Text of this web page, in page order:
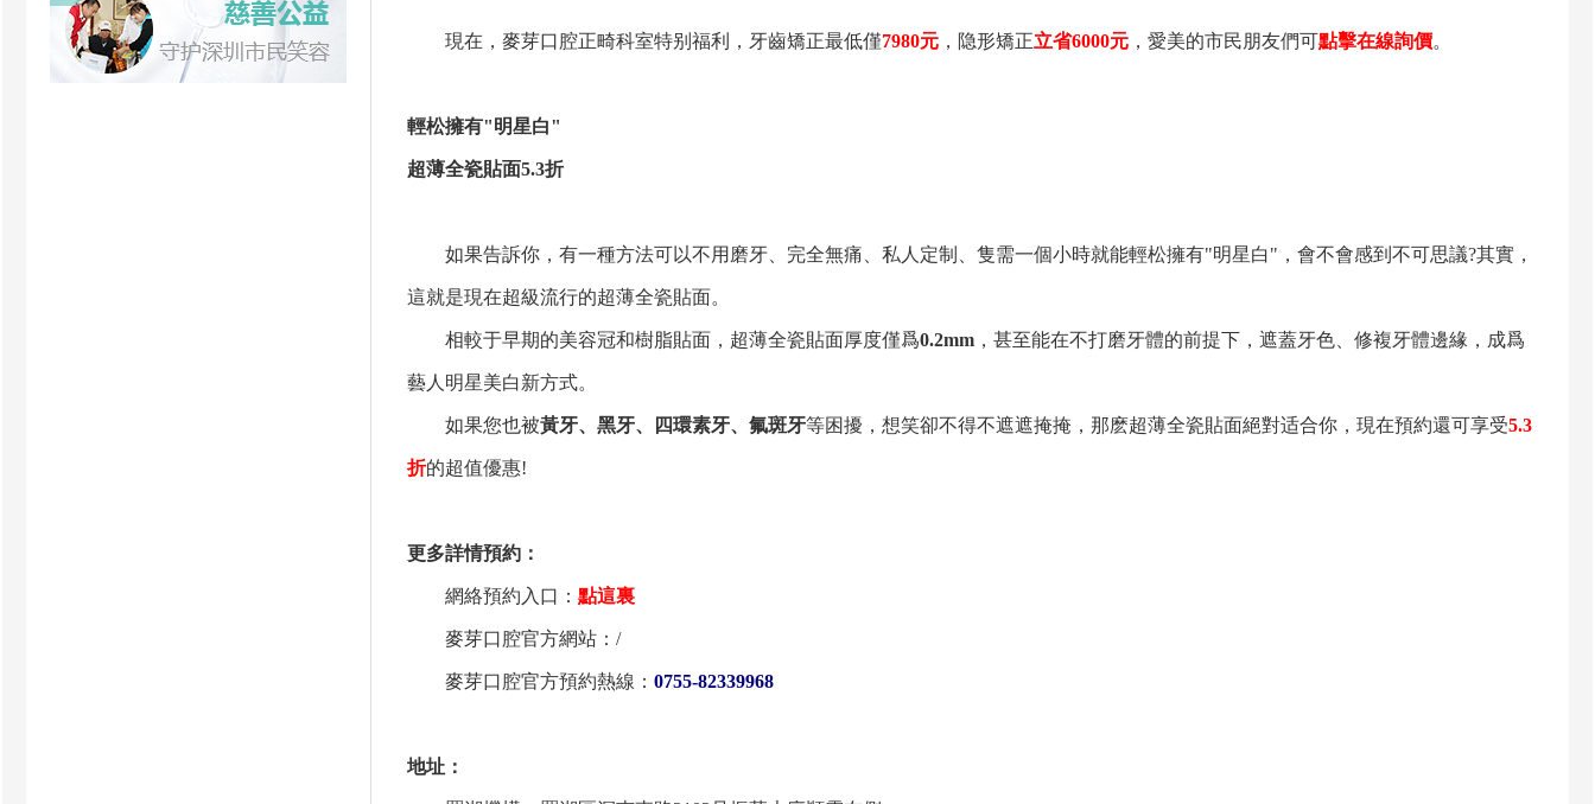
現在，麥芽口腔正畸科室特别福利，牙齒矯正最低僅7980元 ，隐形矯正立省6000元 ，愛美的市民朋友們可點擊在線詢價。
輕松擁有"明星白"
超薄全瓷貼面5.3折
如果告訴你，有一種方法可以不用磨牙、完全無痛、私人定制、隻需一個小時就能輕松擁有"明星白"，會不會感到不可思議?其實，
這就是現在超級流行的超薄全瓷貼面。
相較于早期的美容冠和樹脂貼面，超薄全瓷貼面厚度僅爲0.2mm ，甚至能在不打磨牙體的前提下，遮蓋牙色、修複牙體邊緣，成爲
藝人明星美白新方式。
如果您也被黃牙、黑牙、四環素牙、氟斑牙等困擾，想笑卻不得不遮遮掩掩，那麽超薄全瓷貼面絕對适合你，現在預約還可享受5.3
折的超值優惠!
更多詳情預約：
網絡預約入口： 點這裏
麥芽口腔官方網站：/
麥芽口腔官方預約熱線： 0755-82339968
地址：